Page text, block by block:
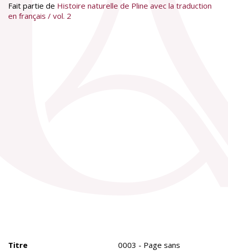
Fait partie de Histoire naturelle de Pline avec la traduction
en français / vol. 2
Titre
0003 - Page sans